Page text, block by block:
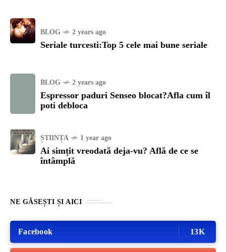
BLOG 2 years ago
Seriale turcesti:Top 5 cele mai bune seriale
BLOG 2 years ago
Espressor paduri Senseo blocat?Afla cum îl
poti debloca
ȘTIINȚA 1 year ago
Ai simțit vreodată deja-vu? Află de ce se
întâmplă
NE GĂSEȘTI ȘI AICI
Facebook 13K